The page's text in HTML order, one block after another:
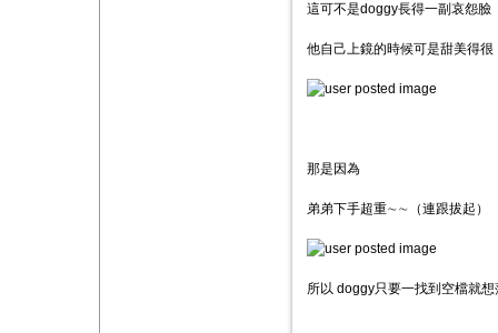
這可不是doggy長得一副哀怨臉
他自己上鏡的時候可是甜美得很
那是因為
弟弟下手超重∼∼（連跟拔起）
所以 doggy只要一找到空檔就想